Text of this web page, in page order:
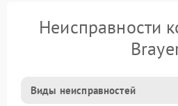
Неисправности
Виды неисправностей